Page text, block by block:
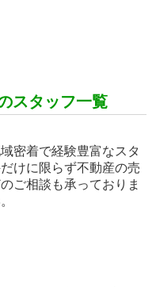
スタッフ一覧
密着で経験豊富なスタ
けに限らず不動産の売
ご相談も承っておりま